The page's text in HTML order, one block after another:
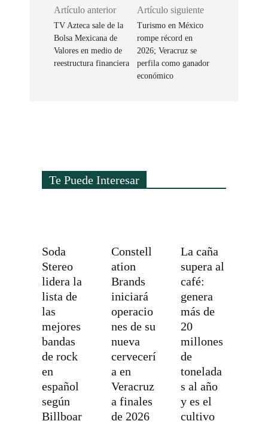
Artículo anterior
TV Azteca sale de la
Bolsa Mexicana de
Valores en medio de
reestructura financiera
Artículo siguiente
Turismo en México
rompe récord en
2026; Veracruz se
perfila como ganador
económico
Te Puede Interesar
Soda
Stereo
lidera la
lista de
las
mejores
bandas
de rock
en
español
según
Billboar
Constell
ation
Brands
iniciará
operacio
nes de su
nueva
cervecerí
a en
Veracruz
a finales
de 2026
La caña
supera al
café:
genera
más de
20
millones
de
tonelada
s al año
y es el
cultivo